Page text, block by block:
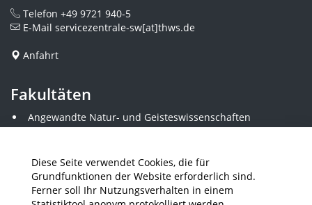
Diese Seite verwendet Cookies, die für
Grundfunktionen der Website erforderlich sind.
Ferner soll Ihr Nutzungsverhalten in einem
Telefon +49 9721 940-5
E-Mail servicezentrale-sw[at]thws.de
Anfahrt
Fakultäten
Angewandte Natur- und Geisteswissenschaften
Angewandte Sozialwissenschaften
Elektrotechnik
Gestaltung
Informatik und Wirtschaftsinformatik
Kunststofftechnik und Vermessung